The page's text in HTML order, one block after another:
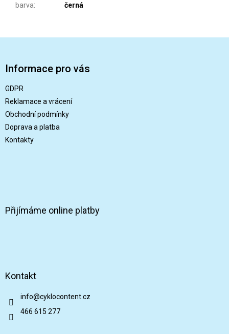
barva: černá
Informace pro vás
GDPR
Reklamace a vrácení
Obchodní podmínky
Doprava a platba
Kontakty
Přijímáme online platby
Kontakt
info@cyklocontent.cz
466 615 277